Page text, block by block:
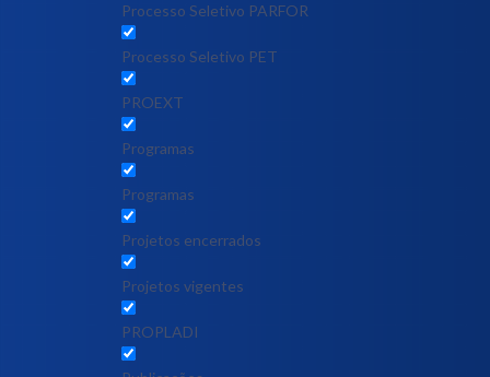
Processo Seletivo PARFOR
Processo Seletivo PET
PROEXT
Programas
Programas
Projetos encerrados
Projetos vigentes
PROPLADI